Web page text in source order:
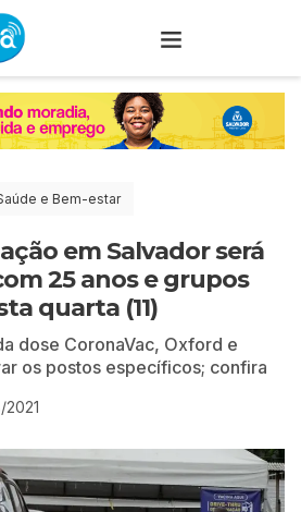
e Bem-estar
em Salvador será
25 anos e grupos
quarta (11)
dose CoronaVac, Oxford e
os postos específicos; confira
2021